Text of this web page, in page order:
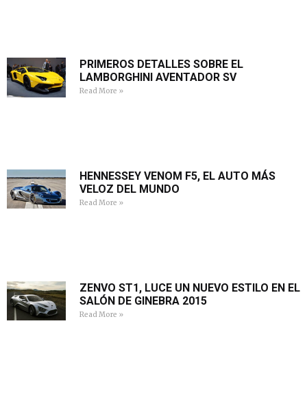
PRIMEROS DETALLES SOBRE EL
LAMBORGHINI AVENTADOR SV
Read More »
HENNESSEY VENOM F5, EL AUTO MÁS
VELOZ DEL MUNDO
Read More »
ZENVO ST1, LUCE UN NUEVO ESTILO EN EL
SALÓN DE GINEBRA 2015
Read More »